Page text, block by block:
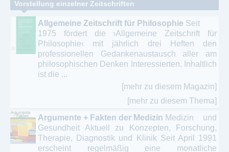
Vorstellung einzelner Zeitschriften
Allgemeine Zeitschrift für Philosophie Seit
1975 fördert die ›Allgemeine Zeitschrift für
Philosophie‹ mit jährlich drei Heften den
professionellen Gedankenaustausch aller am
philosophischen Denken Interessierten. Inhaltlich
ist die ...
[mehr zu diesem Magazin]
[mehr zu diesem Thema]
Argumente + Fakten der Medizin Medizin und
Gesundheit Aktuell zu Konzepten, Forschung,
Therapie, Diagnostik und Klinik Seit April 1991
erscheint regelmäßig eine monatliche